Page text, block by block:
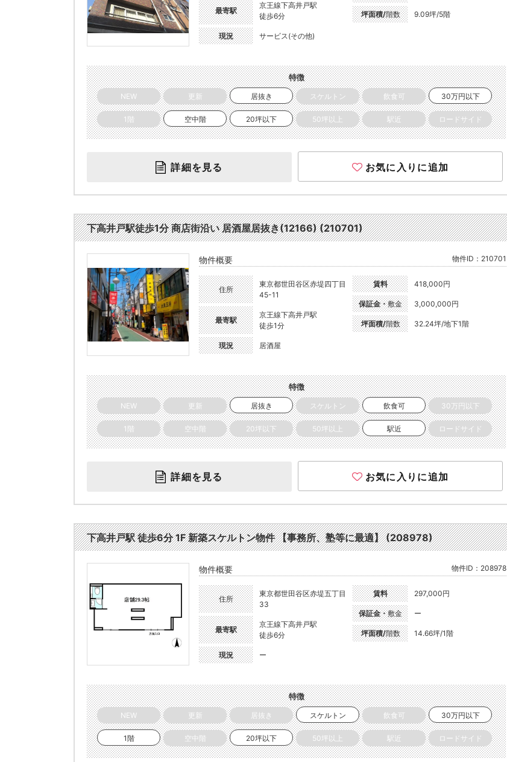
最寄駅
京王線下高井戸駅
徒歩6分
現況 サービス(その他)
坪面積/階数 9.09坪/5階
特徴
NEW 更新 居抜き スケルトン 飲食可 30万円以下
1階 空中階 20坪以下 50坪以上 駅近 ロードサイド
詳細を見る お気に入りに追加
下高井戸駅徒歩1分 商店街沿い 居酒屋居抜き(12166) (210701)
物件概要 物件ID：210701
住所
東京都世田谷区赤堤四丁目
45-11
最寄駅
京王線下高井戸駅
徒歩1分
現況 居酒屋
賃料 418,000円
保証金・敷金 3,000,000円
坪面積/階数 32.24坪/地下1階
特徴
NEW 更新 居抜き スケルトン 飲食可 30万円以下
1階 空中階 20坪以下 50坪以上 駅近 ロードサイド
詳細を見る お気に入りに追加
下高井戸駅 徒歩6分 1F 新築スケルトン物件 【事務所、塾等に最適】 (208978)
物件概要 物件ID：208978
住所
東京都世田谷区赤堤五丁目
33
最寄駅
京王線下高井戸駅
徒歩6分
現況 ー
賃料 297,000円
保証金・敷金 ー
坪面積/階数 14.66坪/1階
特徴
NEW 更新 居抜き スケルトン 飲食可 30万円以下
1階 空中階 20坪以下 50坪以上 駅近 ロードサイド